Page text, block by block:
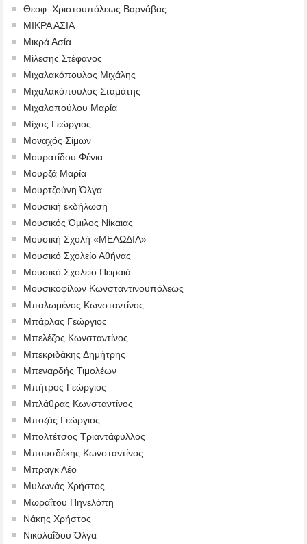
Θεοφ. Χριστουπόλεως Βαρνάβας
ΜΙΚΡΑ ΑΣΙΑ
Μικρά Ασία
Μίλεσης Στέφανος
Μιχαλακόπουλος Μιχάλης
Μιχαλακόπουλος Σταμάτης
Μιχαλοπούλου Μαρία
Μίχος Γεώργιος
Μοναχός Σίμων
Μουρατίδου Φένια
Μουρζά Μαρία
Μουρτζούνη Όλγα
Μουσική εκδήλωση
Μουσικός Όμιλος Νίκαιας
Μουσική Σχολή «ΜΕΛΩΔΙΑ»
Μουσικό Σχολείο Αθήνας
Μουσικό Σχολείο Πειραιά
Μουσικοφίλων Κωνσταντινουπόλεως
Μπαλωμένος Κωνσταντίνος
Μπάρλας Γεώργιος
Μπελέζος Κωνσταντίνος
Μπεκριδάκης Δημήτρης
Μπεναρδής Τιμολέων
Μπήτρος Γεώργιος
Μπλάθρας Κωνσταντίνος
Μποζάς Γεώργιος
Μπολτέτσος Τριαντάφυλλος
Μπουσδέκης Κωνσταντίνος
Μπραγκ Λέο
Μυλωνάς Χρήστος
Μωραΐτου Πηνελόπη
Νάκης Χρήστος
Νικολαΐδου Όλγα